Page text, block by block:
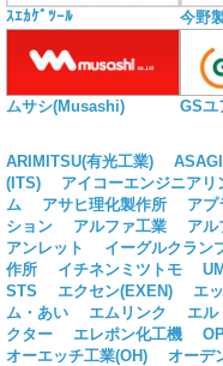
ｽｴｶｹﾞﾂｰﾙ 今野
ムサシ(Musashi) GSユ
ARIMITSU(有光工業)
(ITS)
アイコーエンジニアリ
ム
アサヒ理化製作所 アプ
ション
アルファ工業 アル
アンレット
イーグルクラン
作所
イチネンミツトモ
STS
エクセン(EXEN) エ
ム・あい
エムリンク エル
クター
エレポン化工機
オーエッチ工業(OH)
オーデ